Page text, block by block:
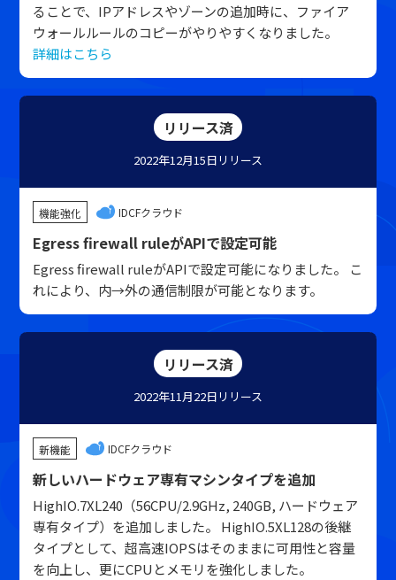
ることで、IPアドレスやゾーンの追加時に、ファイア
ウォールルールのコピーがやりやすくなりました。
詳細はこちら
リリース済
2022年12月15日リリース
機能強化 IDCFクラウド
Egress firewall ruleがAPIで設定可能
Egress firewall ruleがAPIで設定可能になりました。 こ
れにより、内→外の通信制限が可能となります。
リリース済
2022年11月22日リリース
新機能 IDCFクラウド
新しいハードウェア専有マシンタイプを追加
HighIO.7XL240（56CPU/2.9GHz, 240GB, ハードウェア
専有タイプ）を追加しました。 HighIO.5XL128の後継
タイプとして、超高速IOPSはそのままに可用性と容量
を向上し、更にCPUとメモリを強化しました。